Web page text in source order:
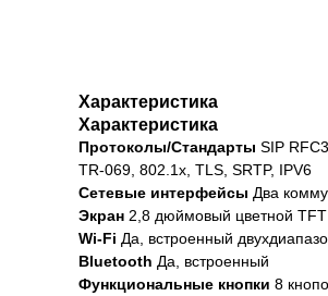
Характеристика
Характеристика
Протоколы/Стандарты SIP
TR-069, 802.1x, TLS, SRTP, IPV6
Сетевые интерфейсы Два
Экран 2,8 дюймовый цветной
Wi-Fi Да, встроенный
Bluetooth Да, встроенный
Функциональные кнопки 8